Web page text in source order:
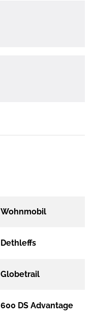
Wohnmobil
Dethleffs
Globetrail
600 DS Advantage